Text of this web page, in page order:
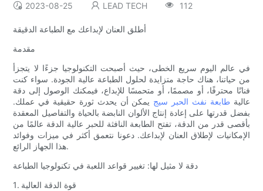
2023-08-25 LEAD TECH 112
أطلق العنان لإبداعك مع الطباعة الدقيقة
مقدمة
في عالم اليوم سريع الخطى، حيث أصبحت التكنولوجيا جزءًا لا يتجزأ
من حياتنا، هناك حاجة متزايدة لحلول الطباعة عالية الجودة. سواء كنت
فنانًا محترفًا، أو مصممًا، أو متحمسًا للإبداع، فيمكنك الوصول إلى دقة
عاليةطابعة نفث الحبر سيج يمكن أن يحدث ثورة حقيقية في عملك.
بفضل قدرتها على إعادة إنتاج الألوان النابضة بالحياة والتفاصيل المعقدة
بأقصى قدر من الدقة، تفتح الطابعة النافثة للحبر عالية الدقة عالمًا من
الإمكانيات لإطلاق العنان لإبداعك. دعونا نتعمق أكثر في ميزات وفوائد
هذا الجهاز الرائع.
دقة لا مثيل لها: تغيير قواعد اللعبة في تكنولوجيا الطباعة
1. قوة الدقة العالية